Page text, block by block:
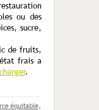
ou des
sucre,
de fruits,
frais a
.
équitable,